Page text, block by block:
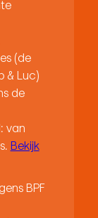
(de
& Luc)
de
van
Bekijk
BPF